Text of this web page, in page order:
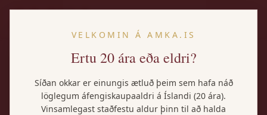
Vörurnar okkar
VELKOMIN Á AMKA.IS
Ertu 20 ára eða eldri?
Síðan okkar er einungis ætluð þeim sem hafa náð
löglegum áfengiskaupaaldri á Íslandi (20 ára).
Vinsamlegast staðfestu aldur þinn til að halda